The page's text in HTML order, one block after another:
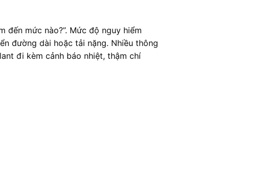
đến mức nào?”. Mức độ nguy hiểm
đường dài hoặc tải nặng. Nhiều thông
đi kèm cảnh báo nhiệt, thậm chí